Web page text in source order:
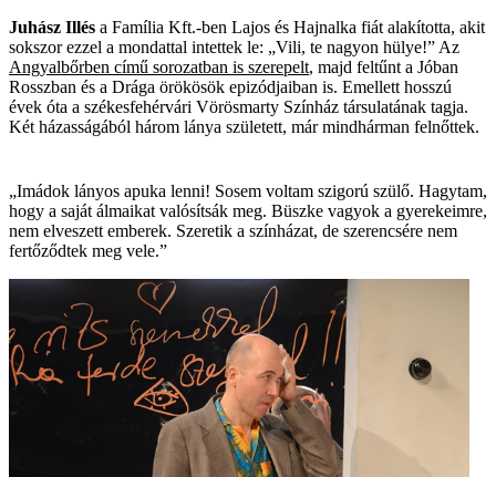
Juhász Illés a Família Kft.-ben Lajos és Hajnalka fiát alakította, akit
sokszor ezzel a mondattal intettek le: „Vili, te nagyon hülye!” Az
Angyalbőrben című sorozatban is szerepelt, majd feltűnt a Jóban
Rosszban és a Drága örökösök epizódjaiban is. Emellett hosszú
évek óta a székesfehérvári Vörösmarty Színház társulatának tagja.
Két házasságából három lánya született, már mindhárman felnőttek.
„Imádok lányos apuka lenni! Sosem voltam szigorú szülő. Hagytam,
hogy a saját álmaikat valósítsák meg. Büszke vagyok a gyerekeimre,
nem elveszett emberek. Szeretik a színházat, de szerencsére nem
fertőződtek meg vele.”